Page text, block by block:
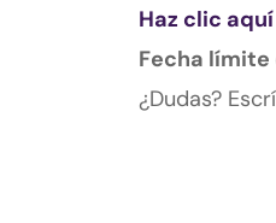
Haz clic
Fecha
¿Dudas?